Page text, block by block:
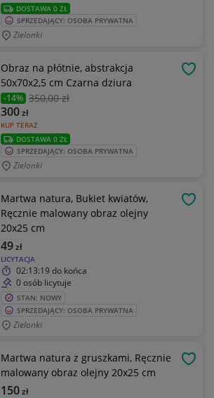
DOSTAWA 0 ZŁ
SPRZEDAJĄCY: OSOBA PRYWATNA
Zielonki
Obraz na płótnie, abstrakcja
50x70x2,5 cm Czarna dziura
-14% 350,00 zł
KUP TERAZ
300zł
DOSTAWA 0 ZŁ
SPRZEDAJĄCY: OSOBA PRYWATNA
Zielonki
Martwa natura, Bukiet kwiatów,
Ręcznie malowany obraz olejny
20x25 cm
LICYTACJA
49zł
02:13:19 do końca
0 osób licytuje
STAN: NOWY
SPRZEDAJĄCY: OSOBA PRYWATNA
Zielonki
Martwa natura z gruszkami, Ręcznie
malowany obraz olejny 20x25 cm
150zł